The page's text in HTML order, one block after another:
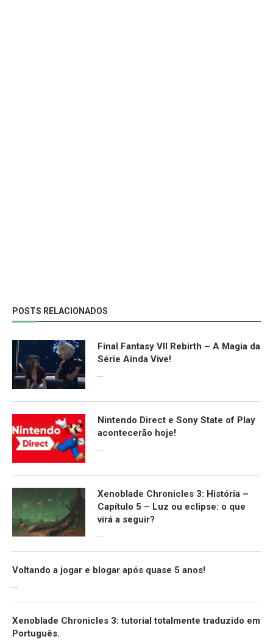
POSTS RELACIONADOS
Final Fantasy VII Rebirth – A Magia da
Série Ainda Vive!
Nintendo Direct e Sony State of Play
acontecerão hoje!
Xenoblade Chronicles 3: História –
Capítulo 5 – Luz ou eclipse: o que
virá a seguir?
Voltando a jogar e blogar após quase 5 anos!
Xenoblade Chronicles 3: tutorial totalmente traduzido em
Português.